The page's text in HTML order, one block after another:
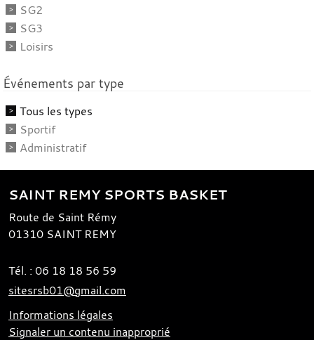
SG2
SG3
Loisirs
Événements par type
Tous les types
Sportif
Administratif
SAINT REMY SPORTS BASKET
Route de Saint Rémy
01310 SAINT REMY
Tél. : 06 18 18 56 59
sitesrsb01@gmail.com
Informations légales
Signaler un contenu inapproprié